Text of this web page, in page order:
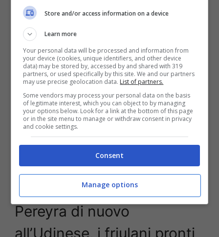
la dirigenza friulana è pronta a chiudere per il
ritorno all’Udinese di Roberto Pereyra
Pereyra torna all’Udinese, ultime notizie di calciomercato (La
Presse Foto) – stopandgoal.net
Pereyra di nuovo
all’Udinese, i friulani pronti
Store and/or access information on a device
Learn more
Your personal data will be processed and information from
your device (cookies, unique identifiers, and other device
data) may be stored by, accessed by and shared with 319
partners, or used specifically by this site. We and our partners
may use precise geolocation data. List of partners.
Some vendors may process your personal data on the basis
of legitimate interest, which you can object to by managing
your options below. Look for a link at the bottom of this page
or in the site menu to manage or withdraw consent in privacy
and cookie settings.
Consent
Manage options